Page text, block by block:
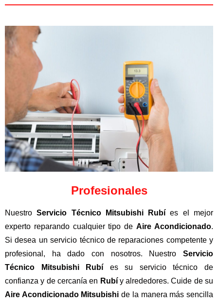
Profesionales
NuestroServicio Técnico Mitsubishi Rubí es el mejor
experto reparando cualquier tipo deAire Acondicionado.
Si desea un servicio técnico de reparaciones competente y
profesional, ha dado con nosotros. Nuestro Servicio
Técnico Mitsubishi Rubí es su servicio técnico de
confianza y de cercanía en Rubí y alrededores. Cuide de su
Aire Acondicionado Mitsubishi de la manera más sencilla